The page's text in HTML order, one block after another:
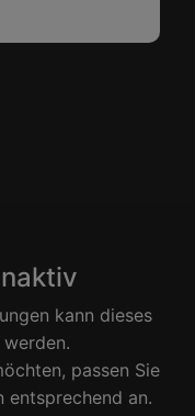
kann dieses
passen Sie
entsprechend an.